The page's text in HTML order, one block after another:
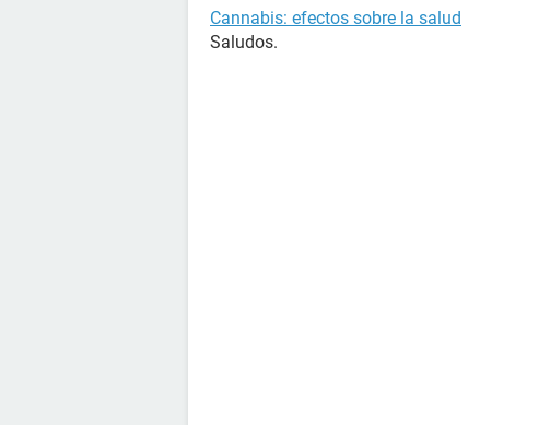
Cannabis: efectos sobre la salud
Saludos.